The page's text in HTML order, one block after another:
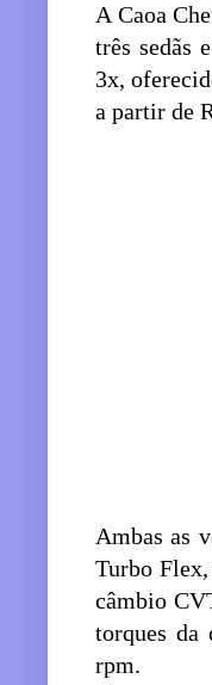
A Caoa
três sedãs
3x,
a partir de
Ambas as
Turbo
câmbio
torques da
rpm.